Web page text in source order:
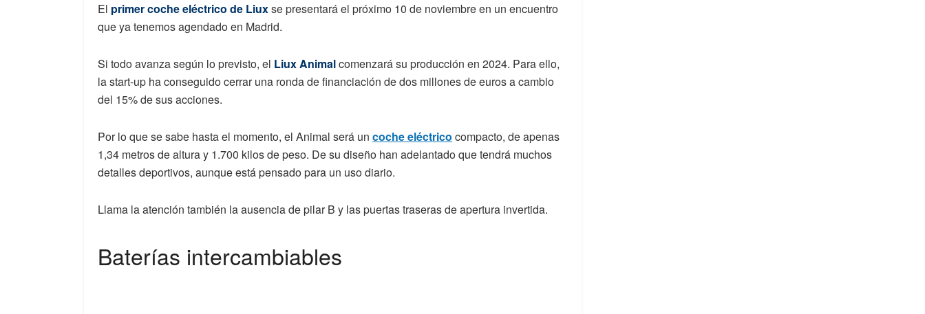
El primer coche eléctrico de Liuxse presentará el próximo 10 de noviembre en un encuentro
que ya tenemos agendado en Madrid.
Si todo avanza según lo previsto, el Liux Animalcomenzará su producción en 2024. Para ello,
la start-up ha conseguido cerrar una ronda de financiación de dos millones de euros a cambio
del 15% de sus acciones.
Por lo que se sabe hasta el momento, el Animal será un coche eléctrico compacto, de apenas
1,34 metros de altura y 1.700 kilos de peso. De su diseño han adelantado que tendrá muchos
detalles deportivos, aunque está pensado para un uso diario.
Llama la atención también la ausencia de pilar B y las puertas traseras de apertura invertida.
Baterías intercambiables